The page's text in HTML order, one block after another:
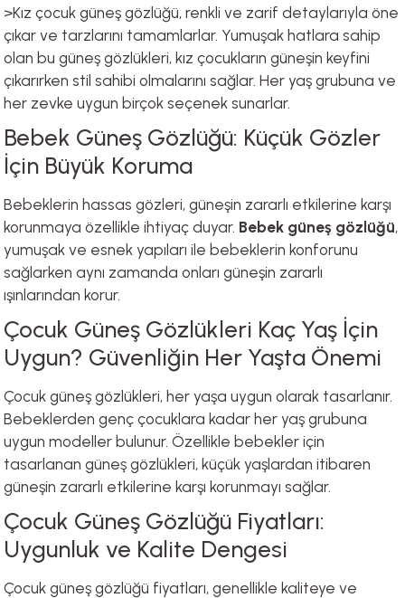
>Kız çocuk güneş gözlüğü, renkli ve zarif detaylarıyla öne
çıkar ve tarzlarını tamamlarlar. Yumuşak hatlara sahip
olan bu güneş gözlükleri, kız çocukların güneşin keyfini
çıkarırken stil sahibi olmalarını sağlar. Her yaş grubuna ve
her zevke uygun birçok seçenek sunarlar.
Bebek Güneş Gözlüğü: Küçük Gözler
İçin Büyük Koruma
Bebeklerin hassas gözleri, güneşin zararlı etkilerine karşı
korunmaya özellikle ihtiyaç duyar. Bebek güneş gözlüğü,
yumuşak ve esnek yapıları ile bebeklerin konforunu
sağlarken aynı zamanda onları güneşin zararlı
ışınlarından korur.
Çocuk Güneş Gözlükleri Kaç Yaş İçin
Uygun? Güvenliğin Her Yaşta Önemi
Çocuk güneş gözlükleri, her yaşa uygun olarak tasarlanır.
Bebeklerden genç çocuklara kadar her yaş grubuna
uygun modeller bulunur. Özellikle bebekler için
tasarlanan güneş gözlükleri, küçük yaşlardan itibaren
güneşin zararlı etkilerine karşı korunmayı sağlar.
Çocuk Güneş Gözlüğü Fiyatları:
Uygunluk ve Kalite Dengesi
Çocuk güneş gözlüğü fiyatları, genellikle kaliteye ve